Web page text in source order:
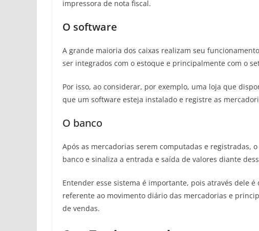
impressora de nota fiscal.
O software
A grande maioria dos caixas realizam seu
ser integrados com o estoque e principalmente com o
Por isso, ao considerar, por exemplo, uma loja que
que um software esteja instalado e registre as
O banco
Após as mercadorias serem computadas e registradas,
banco e sinaliza a entrada e saída de valores diante
Entender esse sistema é importante, pois através dele
referente ao movimento diário das mercadorias e
de vendas.